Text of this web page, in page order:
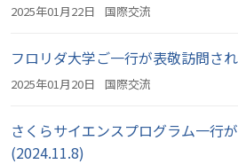
2025年01月22日 国際交流
フロリダ大学ご一行が表敬訪問さ
2025年01月20日 国際交流
さくらサイエンスプログラム一行
(2024.11.8)